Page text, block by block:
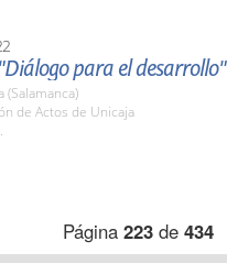
para el desarrollo"
(Salamanca)
de Actos de Unicaja
Página 223de 434